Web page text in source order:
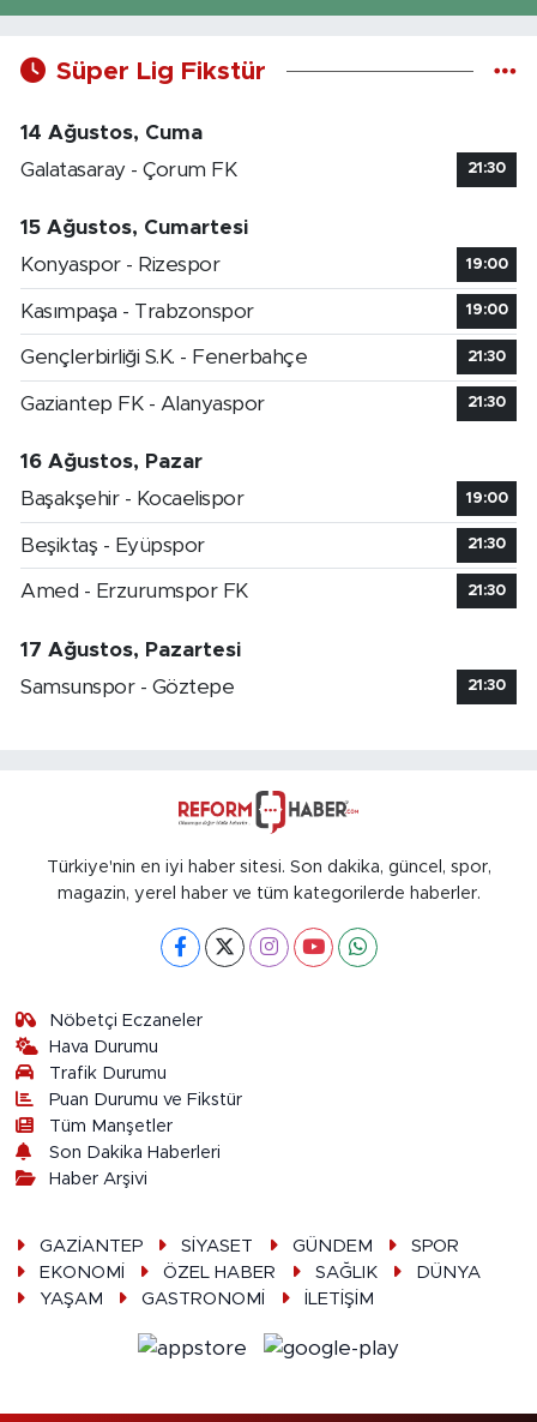
Süper Lig Fikstür
14 Ağustos, Cuma
Galatasaray - Çorum FK
21:30
15 Ağustos, Cumartesi
Konyaspor - Rizespor
19:00
Kasımpaşa - Trabzonspor 19:00
Gençlerbirliği S.K. - Fenerbahçe 21:30
Gaziantep FK - Alanyaspor 21:30
16 Ağustos, Pazar
Başakşehir - Kocaelispor
19:00
Beşiktaş - Eyüpspor 21:30
Amed - Erzurumspor FK 21:30
17 Ağustos, Pazartesi
Samsunspor - Göztepe
21:30
Türkiye'nin en iyi haber sitesi. Son dakika, güncel, spor,
magazin, yerel haber ve tüm kategorilerde haberler.
Nöbetçi Eczaneler
Hava Durumu
Trafik Durumu
Puan Durumu ve Fikstür
Tüm Manşetler
Son Dakika Haberleri
Haber Arşivi
GAZİANTEP SİYASET GÜNDEM
SPOR
EKONOMİ
ÖZEL HABER SAĞLIK
DÜNYA
YAŞAM
GASTRONOMİ İLETİŞİM